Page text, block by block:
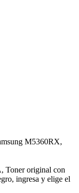
M5360RX,
Toner original con
ingresa y elige el